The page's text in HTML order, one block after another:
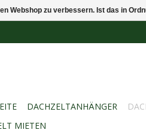
DACHZELTANHÄNGER
MIETEN
Webshop zu verbessern. Ist das in